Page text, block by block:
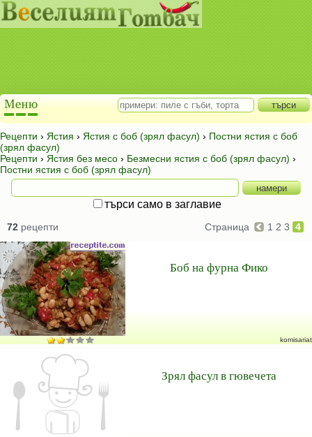
Рецепти › Ястия › Ястия с боб (зрял фасул) › Постни ястия с боб
(зрял фасул)
Рецепти › Ястия без месо › Безмесни ястия с боб (зрял фасул) ›
Постни ястия с боб (зрял фасул)
търси само в заглавие
72 рецепти Страница 1 2 3 4
Боб на фурна Фико
komisariat
Зрял фасул в гювечета